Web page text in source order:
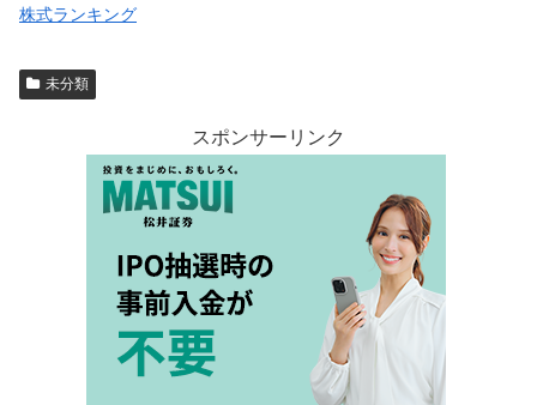
株式ランキング
未分類
スポンサーリンク